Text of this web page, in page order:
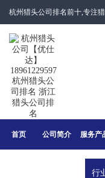
杭州猎头公司排名前十,专注猎
首页 公司简介 服务产
行